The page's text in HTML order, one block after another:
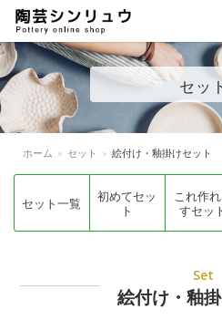
陶芸用品の通販サイト
| 陶芸シンリュウ
セッ
ホーム » セット » 絵付け・釉掛けセット
セット一覧
初めてセッ
ト
これ作
すセッ
Set
絵付け・釉